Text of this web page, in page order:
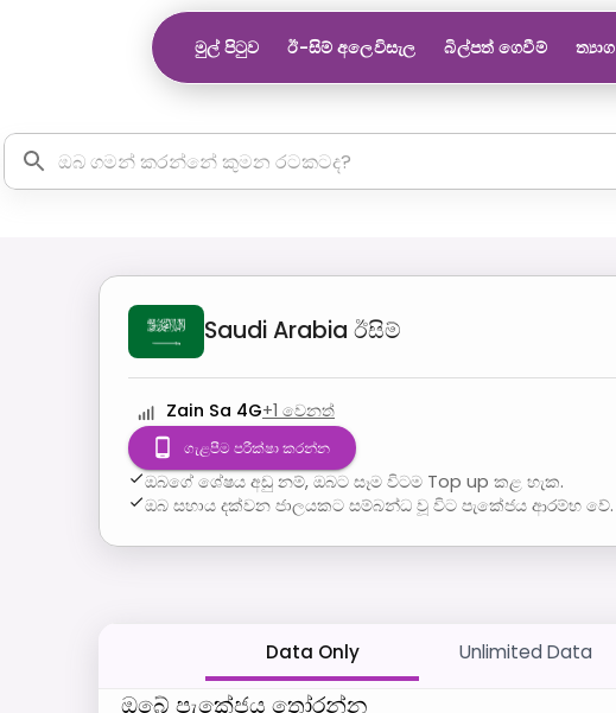
මුල් පිටුව ඊ-සිම් අලෙවිසැල බිල්පත් ගෙවීම් ත්‍යාග
Saudi Arabia ඊසිම්
Zain Sa 4G+1 වෙනත්
ගැළපීම පරීක්ෂා කරන්න
ඔබගේ ශේෂය අඩු නම්, ඔබට සෑම විටම Top up කළ හැක.
ඔබ සහාය දක්වන ජාලයකට සම්බන්ධ වූ විට පැකේජය ආරම්භ වේ.
Data Only Unlimited Data
ඔබේ පැකේජය තෝරන්න